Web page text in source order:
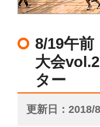
8/19午
大会
ター
更新日 2018/